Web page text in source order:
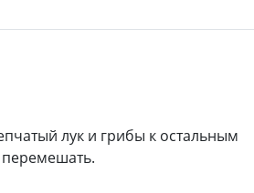
лук и грибы к остальным